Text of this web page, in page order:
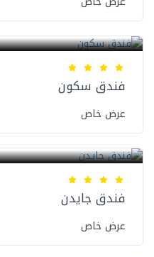
فندق سكون
عرض خاص
فندق جايدن
عرض خاص